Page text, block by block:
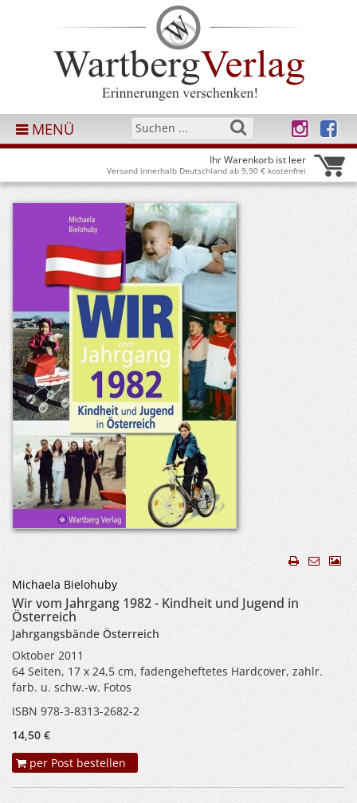
MENÜ
Ihr Warenkorb ist leer
Versand innerhalb Deutschland ab 9,90 € kostenfrei
Michaela Bielohuby
Wir vom Jahrgang 1982 - Kindheit und Jugend in
Österreich
Jahrgangsbände Österreich
Oktober 2011
64 Seiten, 17 x 24,5 cm, fadengeheftetes Hardcover, zahlr.
farb. u. schw.-w. Fotos
ISBN 978-3-8313-2682-2
14,50 €
per Post bestellen